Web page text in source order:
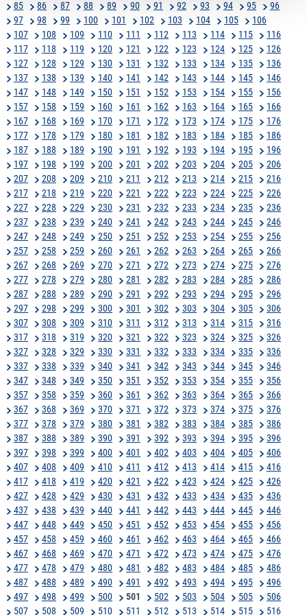
85
86 87 88 89 90 91 92 93 94 95
96
97
98 99 100 101 102 103 104 105
106
107
108 109 110 111 112 113 114 115
116
117
118 119 120 121 122 123 124 125
126
127
128 129 130 131 132 133 134 135
136
137
138 139 140 141 142 143 144 145
146
147
148 149 150 151 152 153 154 155
156
157
158 159 160 161 162 163 164 165
166
167
168 169 170 171 172 173 174 175
176
177
178 179 180 181 182 183 184 185
186
187
188 189 190 191 192 193 194 195
196
197
198 199 200 201 202 203 204 205
206
207
208 209 210 211 212 213 214 215
216
217
218 219 220 221 222 223 224 225
226
227
228 229 230 231 232 233 234 235
236
237
238 239 240 241 242 243 244 245
246
247
248 249 250 251 252 253 254 255
256
257
258 259 260 261 262 263 264 265
266
267
268 269 270 271 272 273 274 275
276
277
278 279 280 281 282 283 284 285
286
287
288 289 290 291 292 293 294 295
296
297
298 299 300 301 302 303 304 305
306
307
308 309 310 311 312 313 314 315
316
317
318 319 320 321 322 323 324 325
326
327
328 329 330 331 332 333 334 335
336
337
338 339 340 341 342 343 344 345
346
347
348 349 350 351 352 353 354 355
356
357
358 359 360 361 362 363 364 365
366
367
368 369 370 371 372 373 374 375
376
377
378 379 380 381 382 383 384 385
386
387
388 389 390 391 392 393 394 395
396
397
398 399 400 401 402 403 404 405
406
407
408 409 410 411 412 413 414 415
416
417
418 419 420 421 422 423 424 425
426
427
428 429 430 431 432 433 434 435
436
437
438 439 440 441 442 443 444 445
446
447
448 449 450 451 452 453 454 455
456
457
458 459 460 461 462 463 464 465
466
467
468 469 470 471 472 473 474 475
476
477
478 479 480 481 482 483 484 485
486
487
488 489 490 491 492 493 494 495
496
497
498 499 500 501 502 503 504 505
506
507
508 509 510 511 512 513 514 515 516